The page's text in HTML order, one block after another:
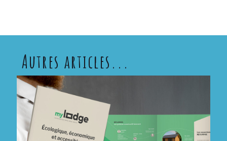
Autres articles...